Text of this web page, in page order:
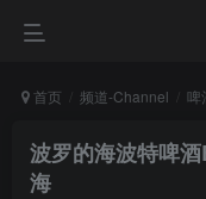
首页 频道-Channel 啤
波罗的海波特啤
海